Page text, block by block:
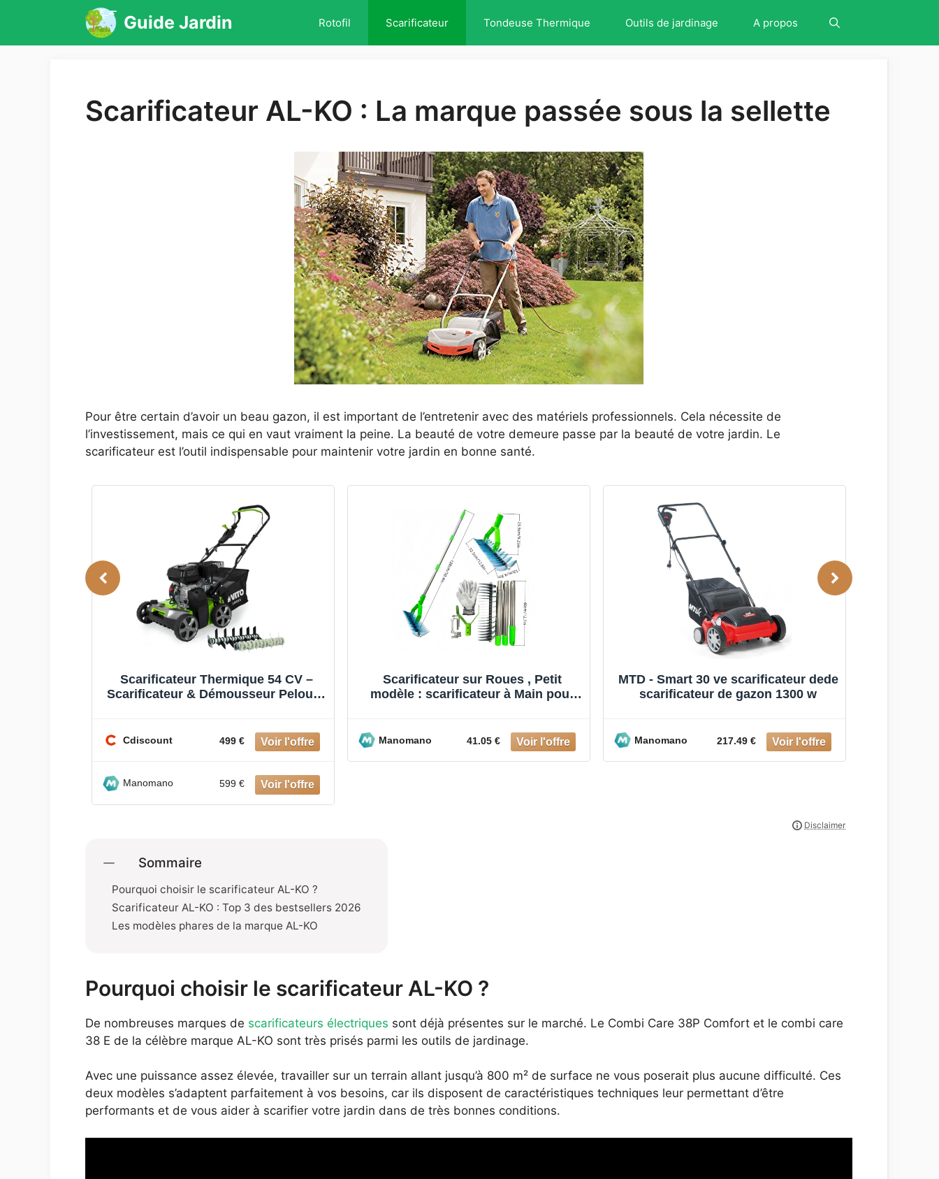
contenu
Guide Jardin Rotofil Scarificateur Tondeuse Thermique Outils de jardinage A propos
Scarificateur AL-KO : La marque passée sous la sellette
Pour être certain d’avoir un beau gazon, il est important de l’entretenir avec des matériels professionnels. Cela nécessite de
l’investissement, mais ce qui en vaut vraiment la peine. La beauté de votre demeure passe par la beauté de votre jardin. Le
scarificateur est l’outil indispensable pour maintenir votre jardin en bonne santé.
Scarificateur Thermique 54 CV –
Scarificateur & Démousseur Pelouse
Cdiscount 499 €
Manomano 599 €
Scarificateur sur Roues , Petit
modèle : scarificateur à Main pour
Manomano 41.05 €
MTD - Smart 30 ve scarificateur dede
scarificateur de gazon 1300 w
Manomano 217.49 €
Sommaire
Pourquoi choisir le scarificateur AL-KO ?
Scarificateur AL-KO : Top 3 des bestsellers 2026
Les modèles phares de la marque AL-KO
Pourquoi choisir le scarificateur AL-KO ?
De nombreuses marques de scarificateurs électriques sont déjà présentes sur le marché. Le Combi Care 38P Comfort et le combi care
38 E de la célèbre marque AL-KO sont très prisés parmi les outils de jardinage.
Avec une puissance assez élevée, travailler sur un terrain allant jusqu’à 800 m² de surface ne vous poserait plus aucune difficulté. Ces
deux modèles s’adaptent parfaitement à vos besoins, car ils disposent de caractéristiques techniques leur permettant d’être
performants et de vous aider à scarifier votre jardin dans de très bonnes conditions.